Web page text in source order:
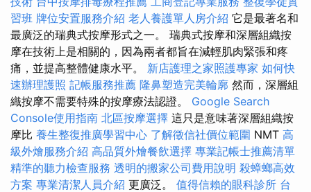
習班 牌位安置服務介紹 老人養護單人房介紹 它是最著名和
最廣泛的瑞典式按摩形式之一。 瑞典式按摩和深層組織按
摩在技術上是相關的，因為兩者都旨在減輕肌肉緊張和疼
痛，並提高整體健康水平。 新店護理之家照護專家 如何快
速辦理護照 記帳服務推薦 隆鼻塑造完美輪廓 然而，深層組
織按摩不需要特殊的按摩療法認證。 Google Search
Console使用指南 北區按摩選擇 這只是意味著深層組織按
摩比 養生整復推廣學習中心 了解徵信社價位範圍 NMT 高
級外燴服務介紹 高品質外燴餐飲選擇 專業記帳士推薦清單
精準的聽力檢查服務 透明的搬家公司費用說明 殺蟑螂高效
方案 專業清潔人員介紹 更廣泛。 值得信賴的眼科診所 台